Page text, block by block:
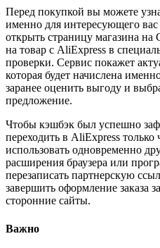
Перед покупкой вы можете
именно для интересующего вас
открыть страницу магазина на
на товар с AliExpress в
проверки. Сервис покажет
которая будет начислена
заранее оценить выгоду и
предложение.
Чтобы кэшбэк был успешно
переходить в AliExpress только
использовать одновременно
расширения браузера или
перезаписать партнерскую
завершить оформление заказа
сторонние сайты.
Важно